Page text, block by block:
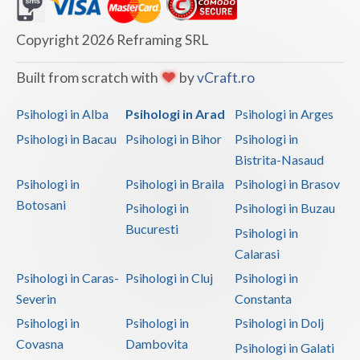
Logoterapie in tulburarile de comunicare (1)
Psihodiagnostic si evaluare clinica (3)
Psihoterapie - Interventie psihoterapeutica in ... (1)
Psihoterapie - Interventie psihoterapeutica in ... (1)
Psihoterapie - Interventie psihoterapeutica in ... (1)
Psihoterapie - Interventie psihoterapeutica in ... (1)
Psihoterapie - Interventie psihoterapeutica in ... (1)
Psihoterapie - Interventie psihoterapeutica in ... (1)
Psihoterapie - Interventie psihoterapeutica in ... (2)
Psihoterapie - Interventie psihoterapeutica in ... (1)
Psihoterapie - Interventie psihoterapeutica in ... (1)
Copyright 2026 Reframing SRL
Built from scratch with byvCraft.ro
Psihologi in Alba Psihologi in Arad
Psihologi in Arges
Psihologi in Bacau
Psihologi in Bihor
Psihologi in
Bistrita-Nasaud
Psihologi in
Botosani
Psihologi in Braila
Psihologi in Brasov
Psihologi in
Bucuresti
Psihologi in Buzau
Psihologi in
Calarasi
Psihologi in Caras-
Severin
Psihologi in Cluj
Psihologi in
Constanta
Psihologi in
Covasna
Psihologi in
Dambovita
Psihologi in Dolj
Psihologi in Galati